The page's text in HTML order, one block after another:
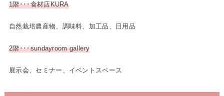
1階･･･食材店KURA
自然栽培農産物、調味料、加工品、日用品
2階･･･sundayroom gallery
展示会、セミナー、イベントスペース